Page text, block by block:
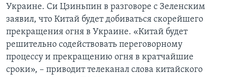
Украине. Си Цзиньпин в разговоре с Зеленским
заявил, что Китай будет добиваться скорейшего
прекращения огня в Украине. «Китай будет
решительно содействовать переговорному
процессу и прекращению огня в кратчайшие
сроки», – приводит телеканал слова китайского